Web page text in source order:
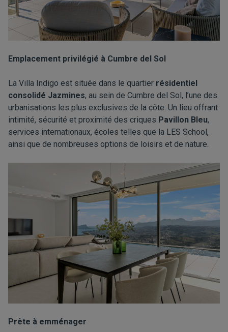
Emplacement privilégié à Cumbre del Sol
La Villa Indigo est située dans le quartier résidentiel
consolidé Jazmines, au sein de Cumbre del Sol, l’une des
urbanisations les plus exclusives de la côte. Un lieu offrant
intimité, sécurité et proximité des criques Pavillon Bleu,
services internationaux, écoles telles que la LES School,
ainsi que de nombreuses options de loisirs et de nature.
Prête à emménager